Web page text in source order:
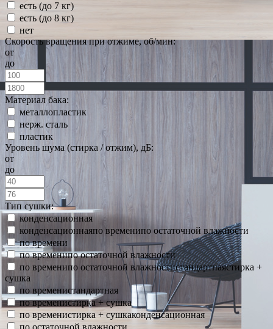
есть (до 7 кг)
есть (до 8 кг)
нет
Скорость вращения при отжиме, об/мин:
от
до
Материал бака:
металлопластик
нерж. сталь
пластик
Уровень шума (стирка / отжим), дБ:
от
до
Тип сушки:
конденсационная
конденсационнаяпо временипо остаточной влажности
по времени
по временипо остаточной влажности
по временипо остаточной влажностистандартнаястирка +
сушка
по временистандартная
по временистирка + сушка
по временистирка + сушкаконденсационная